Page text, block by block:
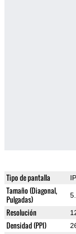
Tipo de pantalla
Tamaño (Diagonal,
Pulgadas)
Resolución
Densidad (PPI)